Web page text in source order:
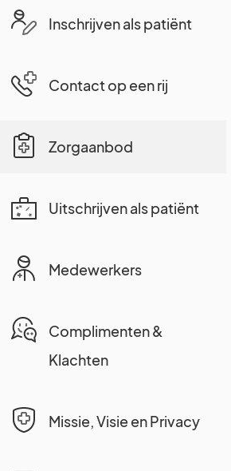
Inschrijven als patiënt
Contact op een rij
Zorgaanbod
Uitschrijven als patiënt
Medewerkers
Complimenten &
Klachten
Missie, Visie en Privacy